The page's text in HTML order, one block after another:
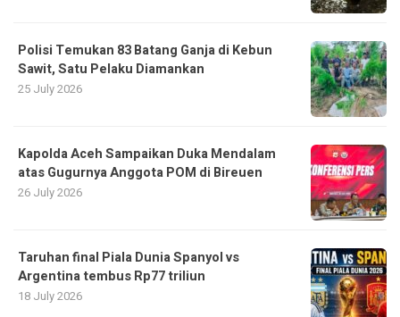
Polisi Temukan 83 Batang Ganja di Kebun
Sawit, Satu Pelaku Diamankan
25 July 2026
Kapolda Aceh Sampaikan Duka Mendalam
atas Gugurnya Anggota POM di Bireuen
26 July 2026
Taruhan final Piala Dunia Spanyol vs
Argentina tembus Rp77 triliun
18 July 2026